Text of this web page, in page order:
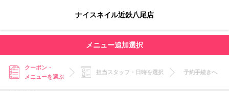
ナイスネイル近鉄八尾店
メニュー追加選択
クーポン・
メニューを選ぶ
担当スタッフ・日時を選択 予約手続きへ